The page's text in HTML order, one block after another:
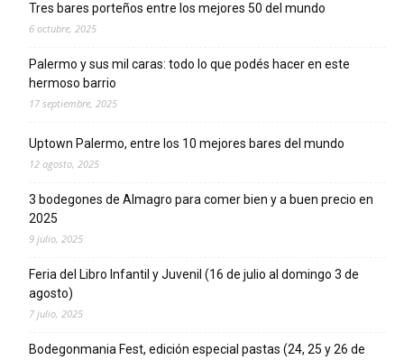
Tres bares porteños entre los mejores 50 del mundo
6 octubre, 2025
Palermo y sus mil caras: todo lo que podés hacer en este
hermoso barrio
17 septiembre, 2025
Uptown Palermo, entre los 10 mejores bares del mundo
12 agosto, 2025
3 bodegones de Almagro para comer bien y a buen precio en
2025
9 julio, 2025
Feria del Libro Infantil y Juvenil (16 de julio al domingo 3 de
agosto)
7 julio, 2025
Bodegonmania Fest, edición especial pastas (24, 25 y 26 de